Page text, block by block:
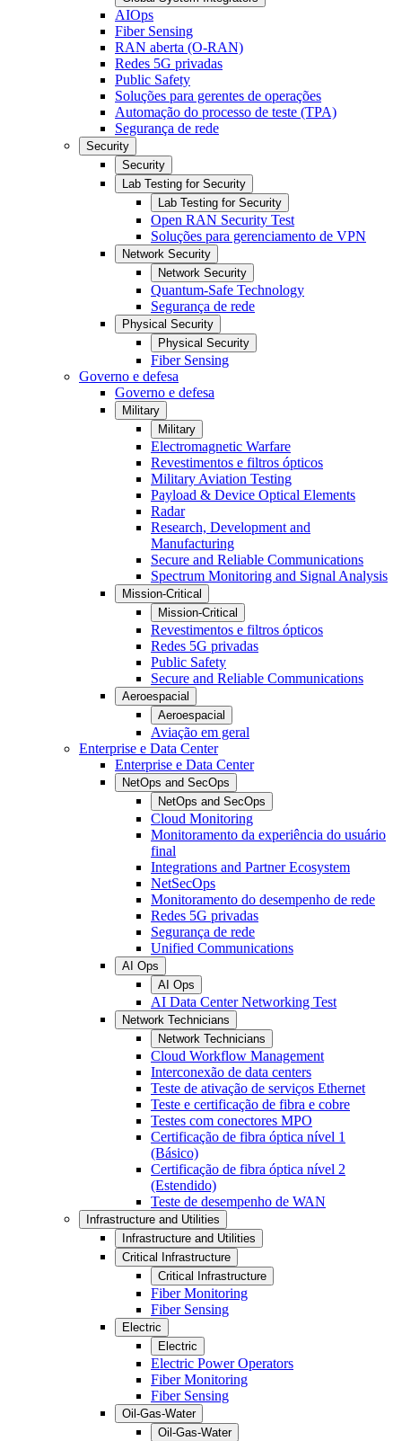
AIOps
Fiber Sensing
RAN aberta (O-RAN)
Redes 5G privadas
Public Safety
Soluções para gerentes de operações
Automação do processo de teste (TPA)
Segurança de rede
Security
Security
Lab Testing for Security
Lab Testing for Security
Open RAN Security Test
Soluções para gerenciamento de VPN
Network Security
Network Security
Quantum-Safe Technology
Segurança de rede
Physical Security
Physical Security
Fiber Sensing
Governo e defesa
Governo e defesa
Military
Military
Electromagnetic Warfare
Revestimentos e filtros ópticos
Military Aviation Testing
Payload & Device Optical Elements
Radar
Research, Development and
Manufacturing
Secure and Reliable Communications
Spectrum Monitoring and Signal Analysis
Mission-Critical
Mission-Critical
Revestimentos e filtros ópticos
Redes 5G privadas
Public Safety
Secure and Reliable Communications
Aeroespacial
Aeroespacial
Aviação em geral
Enterprise e Data Center
Enterprise e Data Center
NetOps and SecOps
NetOps and SecOps
Cloud Monitoring
Monitoramento da experiência do usuário
final
Integrations and Partner Ecosystem
NetSecOps
Monitoramento do desempenho de rede
Redes 5G privadas
Segurança de rede
Unified Communications
AI Ops
AI Ops
AI Data Center Networking Test
Network Technicians
Network Technicians
Cloud Workflow Management
Interconexão de data centers
Teste de ativação de serviços Ethernet
Teste e certificação de fibra e cobre
Testes com conectores MPO
Certificação de fibra óptica nível 1
(Básico)
Certificação de fibra óptica nível 2
(Estendido)
Teste de desempenho de WAN
Infrastructure and Utilities
Infrastructure and Utilities
Critical Infrastructure
Critical Infrastructure
Fiber Monitoring
Fiber Sensing
Electric
Electric
Electric Power Operators
Fiber Monitoring
Fiber Sensing
Oil-Gas-Water
Oil-Gas-Water